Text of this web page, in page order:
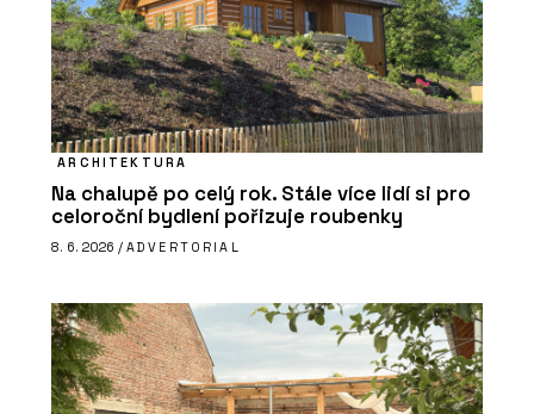
ARCHITEKTURA
Na chalupě po celý rok. Stále více lidí si pro
celoroční bydlení pořizuje roubenky
8. 6. 2026 / ADVERTORIAL